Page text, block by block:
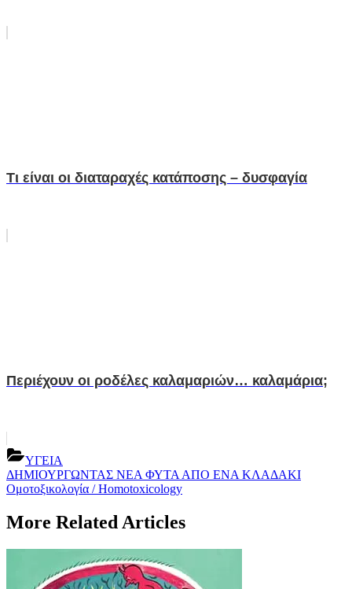
Τι είναι οι διαταραχές κατάποσης – δυσφαγία
Περιέχουν οι ροδέλες καλαμαριών… καλαμάρια;
ΥΓΕΙΑ
Post
navigation
Previous
Post:
ΔΗΜΙΟΥΡΓΩΝΤΑΣ ΝΕΑ ΦΥΤΑ ΑΠΟ ΕΝΑ ΚΛΑΔΑΚΙ
Next
Ομοτοξικολογία / Homotoxicology
More Related Articles